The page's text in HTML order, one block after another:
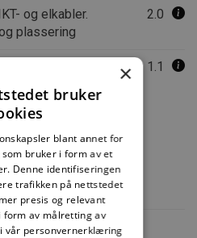
og elkabler.
plassering
2.0
av solcelleanlegg på
1.1
×
bruker
blant annet for
bruker i form av et
Denne identifiseringen
trafikken på nettstedet
presis og relevant
form av målretting av
vår personvernerklæring